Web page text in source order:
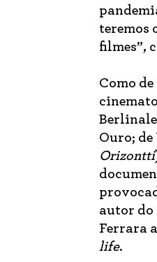
teremos
filmes”,
Como
Ouro; de
Orizontti
autor do
Ferrara
life.